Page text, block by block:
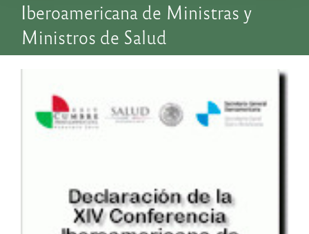
Iberoamericana de Ministras y
Ministros de Salud